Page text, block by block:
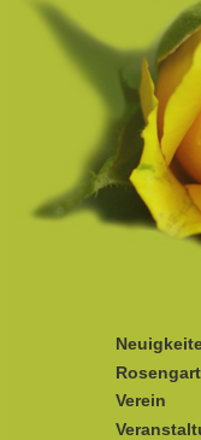
Direkt zum Inhalt
Verein